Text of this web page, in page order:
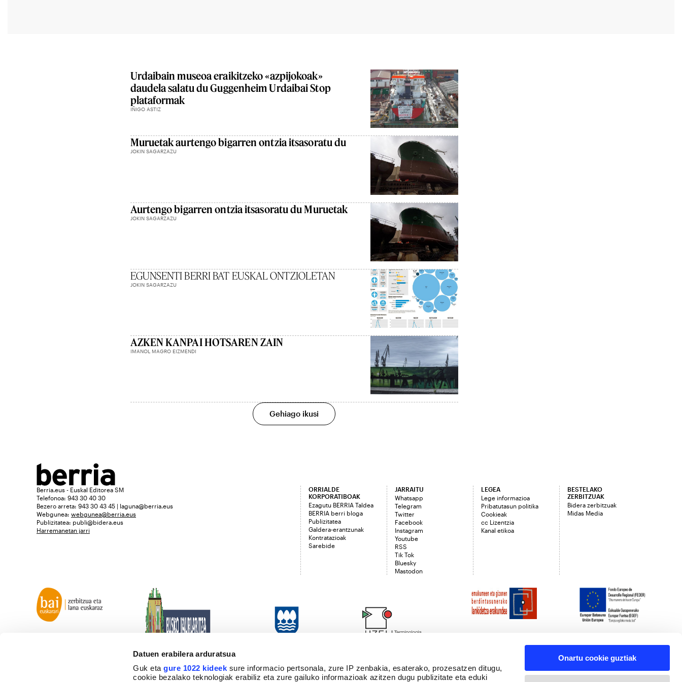
Datuen erabilera arduratsua
Guk etagure 1022 kideek sure informacio pertsonala, zure IP zenbakia, esaterako, prozesatzen ditugu,
cookie bezalako teknologiak erabiliz eta zure gailuko informazioak azitzen dugu publizitate eta eduki
Onartu cookie guztiak
Urdaibain museoa eraikitzeko «azpijokoak»
daudela salatu du Guggenheim Urdaibai Stop
plataformak
IÑIGO ASTIZ
Muruetak aurtengo bigarren ontzia itsasoratu du
JOKIN SAGARZAZU
Aurtengo bigarren ontzia itsasoratu du Muruetak
JOKIN SAGARZAZU
EGUNSENTI BERRI BAT EUSKAL ONTZIOLETAN
JOKIN SAGARZAZU
AZKEN KANPAI HOTSAREN ZAIN
IMANOL MAGRO EIZMENDI
Gehiago ikusi
Berria.eus - Euskal Editorea SM
Telefonoa: 943 30 40 30
Bezero arreta: 943 30 43 45 | laguna@berria.eus
Webgunea: webgunea@berria.eus
Publizitatea: publi@bidera.eus
Harremanetan jarri
ORRIALDE
KORPORATIBOAK
Ezagutu BERRIA Taldea
BERRIA berri bloga
Publizitatea
Galdera-erantzunak
Kontratazioak
Sarebide
JARRAITU
Whatsapp
Telegram
Twitter
Facebook
Instagram
Youtube
RSS
Tik Tok
Bluesky
Mastodon
LEGEA
Lege informazioa
Pribatutasun politika
Cookieak
cc Lizentzia
Kanal etikoa
BESTELAKO
ZERBITZUAK
Bidera zerbitzuak
Midas Media